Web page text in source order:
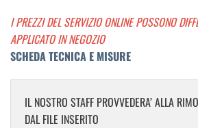
I PREZZI DEL SERVIZIO ONLINE POSSONO
APPLICATO IN NEGOZIO
SCHEDA TECNICA E MISURE
IL NOSTRO STAFF PROVVEDERA’ ALLA
DAL FILE INSERITO